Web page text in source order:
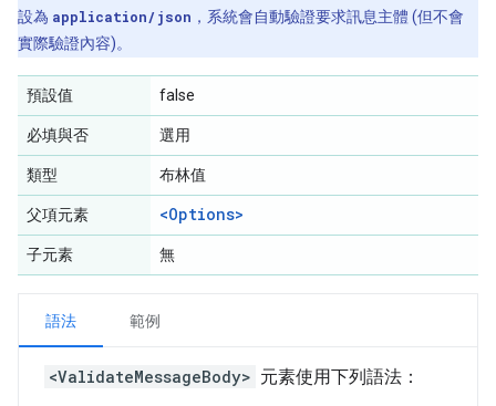
設為 application/json ，系統會自動驗證要求訊息主體 (但不會
實際驗證內容)。
預設值 false
必填與否 選用
類型 布林值
父項元素 <Options>
子元素 無
語法 範例
<ValidateMessageBody> 元素使用下列語法：